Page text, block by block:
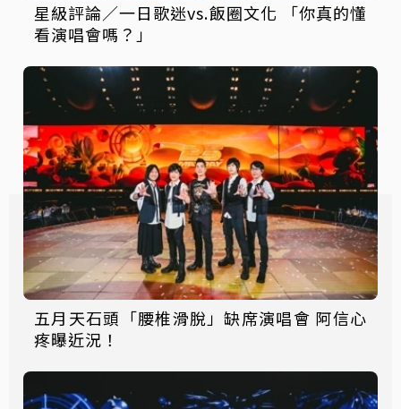
星級評論／一日歌迷vs.飯圈文化 「你真的懂
看演唱會嗎？」
五月天石頭「腰椎滑脫」缺席演唱會 阿信心
疼曝近況！